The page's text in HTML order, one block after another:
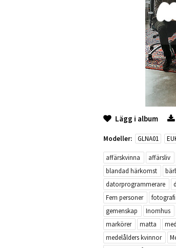
Lägg i album
Modeller: GLNA01
affärskvinna affärsliv
blandad härkomst
datorprogrammerare
Fem personer
fotografi
gemenskap
Inomhus
markörer
matta
medelålders kvinnor